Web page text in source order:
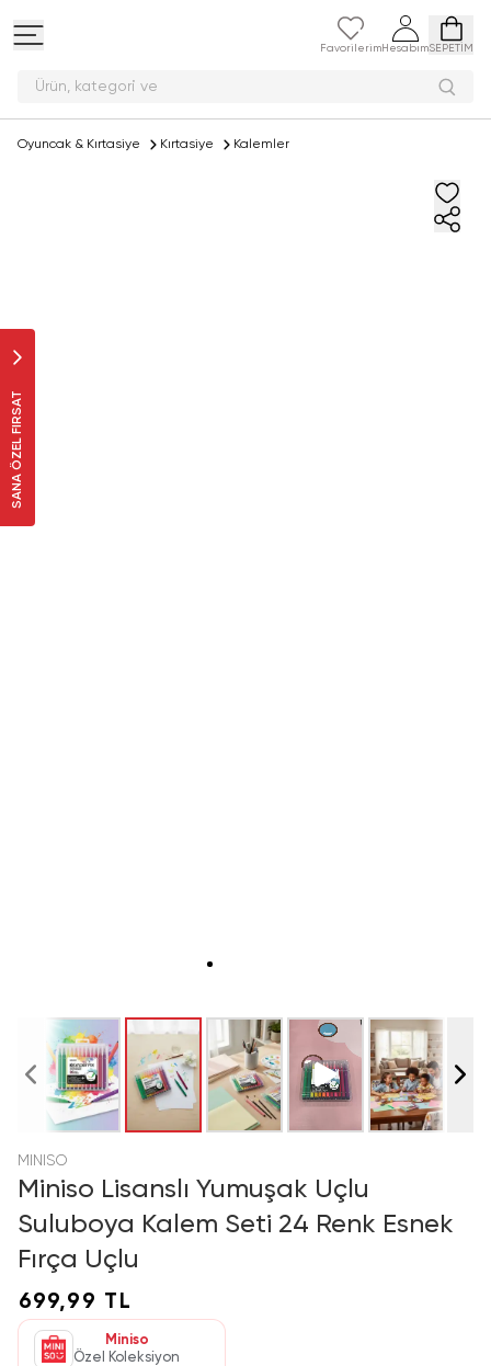
Favorilerim HesabımSEPETİM
Ürün, kate
SANA ÖZEL FIRSAT
Oyuncak & Kırtasiye Kırtasiye Kalemler
MINISO
Miniso Lisanslı Yumuşak Uçlu
Suluboya Kalem Seti 24 Renk Esnek
Fırça Uçlu
699,99 TL
Miniso
Özel Koleksiyon